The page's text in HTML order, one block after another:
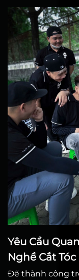
Yêu Cầu
Nghề Cắt
Để thành công